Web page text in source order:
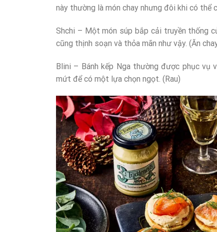
này thường là món chay nhưng đôi khi có thể
Shchi – Một món súp bắp cải truyền thống
cũng thịnh soạn và thỏa mãn như vậy. (Ăn
Blini – Bánh kếp Nga thường được phục vụ
mứt để có một lựa chọn ngọt. (Rau)